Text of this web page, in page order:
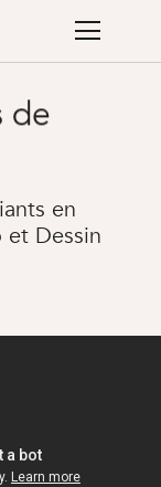
de
en
Dessin